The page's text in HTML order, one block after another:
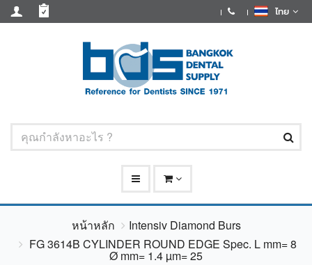
ไทย
หน้าหลัก
Intensiv Diamond Burs
FG 3614B CYLINDER ROUND EDGE Spec. L mm= 8
Ø mm= 1.4 µm= 25